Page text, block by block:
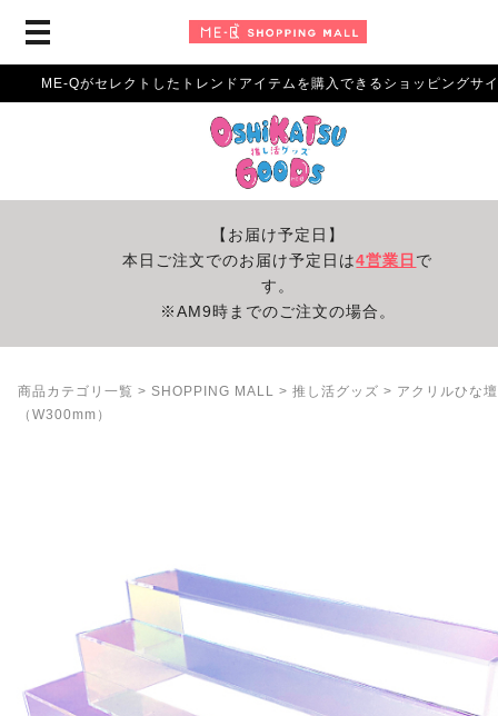
ME-Qがセレクトしたトレンドアイテムを購入できるショッピングサ
【お届け予定日】
本日ご注文でのお届け予定日は4営業日 で
す。
※AM9時までのご注文の場合。
商品カテゴリ一覧 > SHOPPING MALL > 推し活グッズ > アクリルひな
（W300mm）